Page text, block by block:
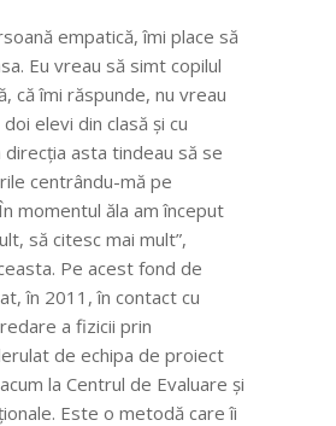
empatică, îmi place să
Eu vreau să simt copilul
că îmi răspunde, nu vreau
elevi din clasă și cu
direcția asta tindeau să se
centrându-mă pe
momentul ăla am început
să citesc mai mult”,
Pe acest fond de
în 2011, în contact cu
a fizicii prin
de echipa de proiect
la Centrul de Evaluare și
Este o metodă care îi